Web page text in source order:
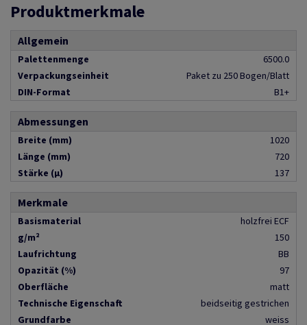
Produktmerkmale
Allgemein
Palettenmenge
6500.0
Verpackungseinheit
Paket zu 250 Bogen/Blatt
DIN-Format
B1+
Abmessungen
Breite (mm)
1020
Länge (mm)
720
Stärke (µ)
137
Merkmale
Basismaterial
holzfrei ECF
g/m²
150
Laufrichtung
BB
Opazität (%)
97
Oberfläche
matt
Technische Eigenschaft
beidseitig gestrichen
Grundfarbe
weiss